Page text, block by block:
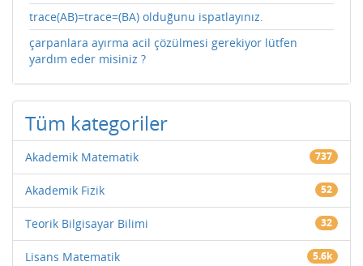
trace(AB)=trace=(BA) olduğunu ispatlayınız.
çarpanlara ayırma acil çözülmesi gerekiyor lütfen
yardım eder misiniz ?
Tüm kategoriler
Akademik Matematik 737
Akademik Fizik 52
Teorik Bilgisayar Bilimi 32
Lisans Matematik 5.6k